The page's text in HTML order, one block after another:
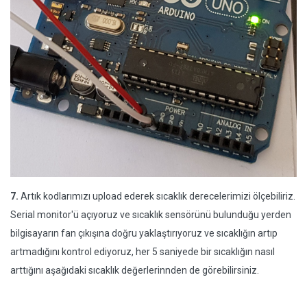
7. Artık kodlarımızı upload ederek sıcaklık derecelerimizi ölçebiliriz.
Serial monitor'ü açıyoruz ve sıcaklık sensörünü bulunduğu yerden
bilgisayarın fan çıkışına doğru yaklaştırıyoruz ve sıcaklığın artıp
artmadığını kontrol ediyoruz, her 5 saniyede bir sıcaklığın nasıl
arttığını aşağıdaki sıcaklık değerlerinnden de görebilirsiniz.